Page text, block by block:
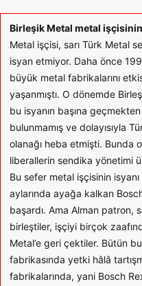
Birleşik Metal metal
Metal işçisi, sarı Türk Metal
isyan etmiyor. Daha önce
büyük metal fabrikalarını
yaşanmıştı. O dönemde
bu isyanın başına
bulunmamış ve dolayısıyla
olanağı heba etmişti. Bunda
liberallerin sendika yönetimi
Bu sefer metal işçisinin
aylarında ayağa kalkan
başardı. Ama Alman patron,
birleştiler, işçiyi birçok
Metal’e geri çektiler. Bütün
fabrikasında yetki hâlâ
fabrikalarında, yani Bosch